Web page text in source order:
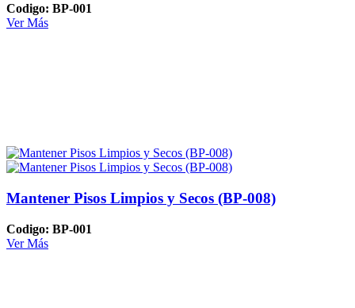
Codigo: BP-001
Ver Más
Mantener Pisos Limpios y Secos (BP-008)
Codigo: BP-001
Ver Más